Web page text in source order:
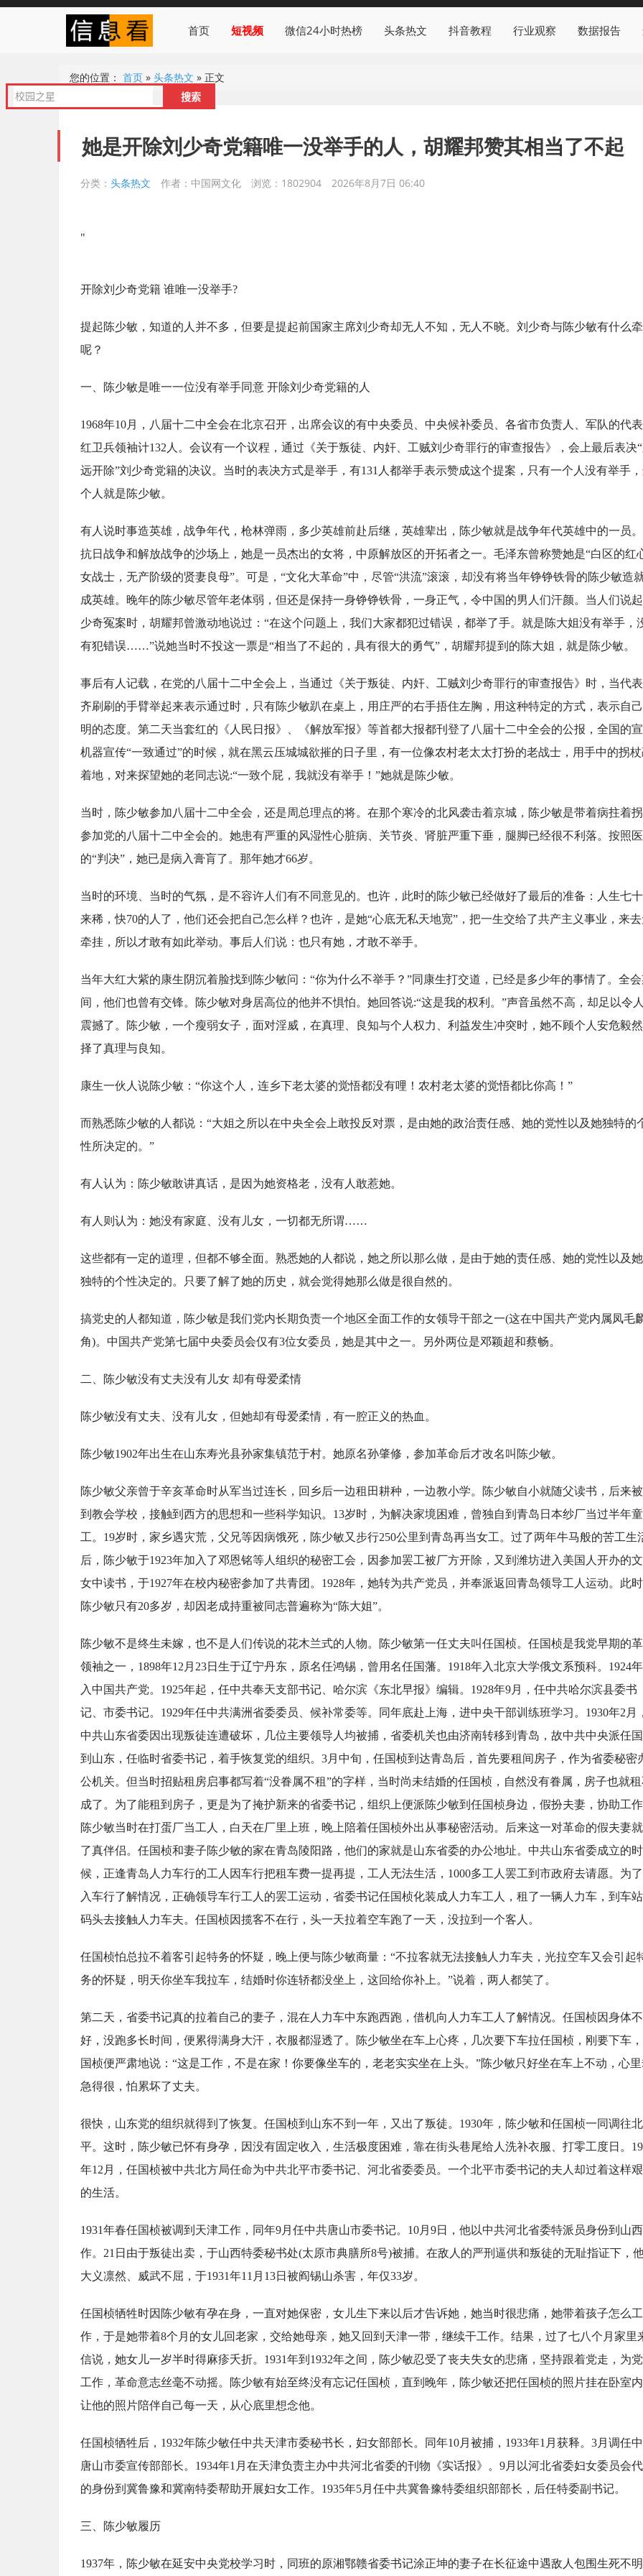
首页 短视频 微信24小时热榜 头条热文 抖音教程 行业观察 数据报告
您的位置： 首页 » 头条热文 » 正文
她是开除刘少奇党籍唯一没举手的人，胡耀邦赞其相当了不起
分类： 头条热文 作者：中国网文化 浏览：1802904 2026年8月7日 06:40
"
开除刘少奇党籍 谁唯一没举手?
提起陈少敏，知道的人并不多，但要是提起前国家主席刘少奇却无人不知，无人不晓。刘少奇与陈少敏有什么
呢？
一、陈少敏是唯一一位没有举手同意 开除刘少奇党籍的人
1968年10月，八届十二中全会在北京召开，出席会议的有中央委员、中央候补委员、各省市负责人、军队的代表
红卫兵领袖计132人。会议有一个议程，通过《关于叛徒、内奸、工贼刘少奇罪行的审查报告》，会上最后表决“
远开除”刘少奇党籍的决议。当时的表决方式是举手，有131人都举手表示赞成这个提案，只有一个人没有举手
个人就是陈少敏。
有人说时事造英雄，战争年代，枪林弹雨，多少英雄前赴后继，英雄辈出，陈少敏就是战争年代英雄中的一员
抗日战争和解放战争的沙场上，她是一员杰出的女将，中原解放区的开拓者之一。毛泽东曾称赞她是“白区的红
女战士，无产阶级的贤妻良母”。可是，“文化大革命”中，尽管“洪流”滚滚，却没有将当年铮铮铁骨的陈少敏造
成英雄。晚年的陈少敏尽管年老体弱，但还是保持一身铮铮铁骨，一身正气，令中国的男人们汗颜。当人们说起
少奇冤案时，胡耀邦曾激动地说过：“在这个问题上，我们大家都犯过错误，都举了手。就是陈大姐没有举手，
有犯错误……”说她当时不投这一票是“相当了不起的，具有很大的勇气”，胡耀邦提到的陈大姐，就是陈少敏。
事后有人记载，在党的八届十二中全会上，当通过《关于叛徒、内奸、工贼刘少奇罪行的审查报告》时，当代
齐刷刷的手臂举起来表示通过时，只有陈少敏趴在桌上，用庄严的右手捂住左胸，用这种特定的方式，表示自
明的态度。第二天当套红的《人民日报》、《解放军报》等首都大报都刊登了八届十二中全会的公报，全国的
机器宣传“一致通过”的时候，就在黑云压城城欲摧的日子里，有一位像农村老太太打扮的老战士，用手中的拐杖
着地，对来探望她的老同志说:“一致个屁，我就没有举手！”她就是陈少敏。
当时，陈少敏参加八届十二中全会，还是周总理点的将。在那个寒冷的北风袭击着京城，陈少敏是带着病拄着
参加党的八届十二中全会的。她患有严重的风湿性心脏病、关节炎、肾脏严重下垂，腿脚已经很不利落。按照
的“判决”，她已是病入膏肓了。那年她才66岁。
当时的环境、当时的气氛，是不容许人们有不同意见的。也许，此时的陈少敏已经做好了最后的准备：人生七
来稀，快70的人了，他们还会把自己怎么样？也许，是她“心底无私天地宽”，把一生交给了共产主义事业，来
牵挂，所以才敢有如此举动。事后人们说：也只有她，才敢不举手。
当年大红大紫的康生阴沉着脸找到陈少敏问：“你为什么不举手？”同康生打交道，已经是多少年的事情了。全会
间，他们也曾有交锋。陈少敏对身居高位的他并不惧怕。她回答说:“这是我的权利。”声音虽然不高，却足以令人
震撼了。陈少敏，一个瘦弱女子，面对淫威，在真理、良知与个人权力、利益发生冲突时，她不顾个人安危毅
择了真理与良知。
康生一伙人说陈少敏：“你这个人，连乡下老太婆的觉悟都没有哩！农村老太婆的觉悟都比你高！”
而熟悉陈少敏的人都说：“大姐之所以在中央全会上敢投反对票，是由她的政治责任感、她的党性以及她独特的
性所决定的。”
有人认为：陈少敏敢讲真话，是因为她资格老，没有人敢惹她。
有人则认为：她没有家庭、没有儿女，一切都无所谓……
这些都有一定的道理，但都不够全面。熟悉她的人都说，她之所以那么做，是由于她的责任感、她的党性以及
独特的个性决定的。只要了解了她的历史，就会觉得她那么做是很自然的。
搞党史的人都知道，陈少敏是我们党内长期负责一个地区全面工作的女领导干部之一(这在中国共产党内属凤毛
角)。中国共产党第七届中央委员会仅有3位女委员，她是其中之一。另外两位是邓颖超和蔡畅。
二、陈少敏没有丈夫没有儿女 却有母爱柔情
陈少敏没有丈夫、没有儿女，但她却有母爱柔情，有一腔正义的热血。
陈少敏1902年出生在山东寿光县孙家集镇范于村。她原名孙肇修，参加革命后才改名叫陈少敏。
陈少敏父亲曾于辛亥革命时从军当过连长，回乡后一边租田耕种，一边教小学。陈少敏自小就随父读书，后来
到教会学校，接触到西方的思想和一些科学知识。13岁时，为解决家境困难，曾独自到青岛日本纱厂当过半年童
工。19岁时，家乡遇灾荒，父兄等因病饿死，陈少敏又步行250公里到青岛再当女工。过了两年牛马般的苦工生
后，陈少敏于1923年加入了邓恩铭等人组织的秘密工会，因参加罢工被厂方开除，又到潍坊进入美国人开办的
女中读书，于1927年在校内秘密参加了共青团。1928年，她转为共产党员，并奉派返回青岛领导工人运动。此时
陈少敏只有20多岁，却因老成持重被同志普遍称为“陈大姐”。
陈少敏不是终生未嫁，也不是人们传说的花木兰式的人物。陈少敏第一任丈夫叫任国桢。任国桢是我党早期的
领袖之一，1898年12月23日生于辽宁丹东，原名任鸿锡，曾用名任国藩。1918年入北京大学俄文系预科。1924
入中国共产党。1925年起，任中共奉天支部书记、哈尔滨《东北早报》编辑。1928年9月，任中共哈尔滨县委书
记、市委书记。1929年任中共满洲省委委员、候补常委等。同年底赴上海，进中央干部训练班学习。1930年2月，
中共山东省委因出现叛徒连遭破坏，几位主要领导人均被捕，省委机关也由济南转移到青岛，故中共中央派任
到山东，任临时省委书记，着手恢复党的组织。3月中旬，任国桢到达青岛后，首先要租间房子，作为省委秘密
公机关。但当时招贴租房启事都写着“没眷属不租”的字样，当时尚未结婚的任国桢，自然没有眷属，房子也就租
成了。为了能租到房子，更是为了掩护新来的省委书记，组织上便派陈少敏到任国桢身边，假扮夫妻，协助工作
陈少敏当时在打蛋厂当工人，白天在厂里上班，晚上陪着任国桢外出从事秘密活动。后来这一对革命的假夫妻
了真伴侣。任国桢和妻子陈少敏的家在青岛陵阳路，他们的家就是山东省委的办公地址。中共山东省委成立的时
候，正逢青岛人力车行的工人因车行把租车费一提再提，工人无法生活，1000多工人罢工到市政府去请愿。为
入车行了解情况，正确领导车行工人的罢工运动，省委书记任国桢化装成人力车工人，租了一辆人力车，到车站
码头去接触人力车夫。任国桢因揽客不在行，头一天拉着空车跑了一天，没拉到一个客人。
任国桢怕总拉不着客引起特务的怀疑，晚上便与陈少敏商量：“不拉客就无法接触人力车夫，光拉空车又会引起
务的怀疑，明天你坐车我拉车，结婚时你连轿都没坐上，这回给你补上。”说着，两人都笑了。
第二天，省委书记真的拉着自己的妻子，混在人力车中东跑西跑，借机向人力车工人了解情况。任国桢因身体不
好，没跑多长时间，便累得满身大汗，衣服都湿透了。陈少敏坐在车上心疼，几次要下车拉任国桢，刚要下车
国桢便严肃地说：“这是工作，不是在家！你要像坐车的，老老实实坐在上头。”陈少敏只好坐在车上不动，心里
急得很，怕累坏了丈夫。
很快，山东党的组织就得到了恢复。任国桢到山东不到一年，又出了叛徒。1930年，陈少敏和任国桢一同调往北
平。这时，陈少敏已怀有身孕，因没有固定收入，生活极度困难，靠在街头巷尾给人洗补衣服、打零工度日。
年12月，任国桢被中共北方局任命为中共北平市委书记、河北省委委员。一个北平市委书记的夫人却过着这样
的生活。
1931年春任国桢被调到天津工作，同年9月任中共唐山市委书记。10月9日，他以中共河北省委特派员身份到山
作。21日由于叛徒出卖，于山西特委秘书处(太原市典膳所8号)被捕。在敌人的严刑逼供和叛徒的无耻指证下，
大义凛然、威武不屈，于1931年11月13日被阎锡山杀害，年仅33岁。
任国桢牺牲时因陈少敏有孕在身，一直对她保密，女儿生下来以后才告诉她，她当时很悲痛，她带着孩子怎么工
作，于是她带着8个月的女儿回老家，交给她母亲，她又回到天津一带，继续干工作。结果，过了七八个月家里
信说，她女儿一岁半时得麻疹夭折。1931年到1932年之间，陈少敏忍受了丧夫失女的悲痛，坚持跟着党走，为
工作，革命意志丝毫不动摇。陈少敏有始至终没有忘记任国桢，直到晚年，陈少敏还把任国桢的照片挂在卧室内
让他的照片陪伴自己每一天，从心底里想念他。
任国桢牺牲后，1932年陈少敏任中共天津市委秘书长，妇女部部长。同年10月被捕，1933年1月获释。3月调任
唐山市委宣传部部长。1934年1月在天津负责主办中共河北省委的刊物《实话报》。9月以河北省委妇女委员会
的身份到冀鲁豫和冀南特委帮助开展妇女工作。1935年5月任中共冀鲁豫特委组织部部长，后任特委副书记。
三、陈少敏履历
1937年，陈少敏在延安中央党校学习时，同班的原湘鄂赣省委书记涂正坤的妻子在长征途中遇敌人包围生死不明